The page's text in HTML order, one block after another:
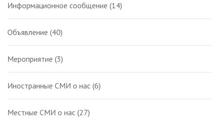
Информационное сообщение (14)
Объявление (40)
Мероприятие (3)
Иностранные СМИ о нас (6)
Местные СМИ о нас (27)